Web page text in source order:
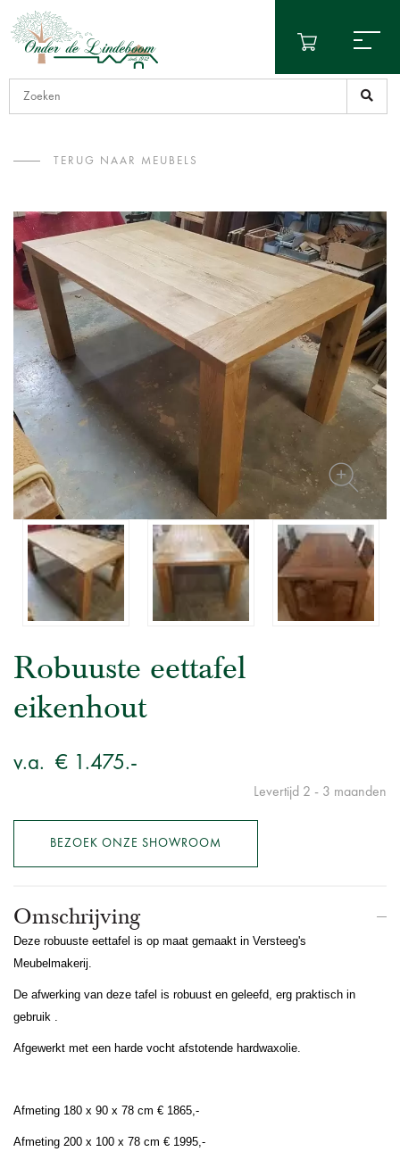
TERUG NAAR MEUBELS
Robuuste eettafel
eikenhout
v.a. € 1.475.-
Levertijd 2 - 3 maanden
BEZOEK ONZE SHOWROOM
Omschrijving
Deze robuuste eettafel is op maat gemaakt in Versteeg's
Meubelmakerij.
De afwerking van deze tafel is robuust en geleefd, erg praktisch in
gebruik .
Afgewerkt met een harde vocht afstotende hardwaxolie.
Afmeting 180 x 90 x 78 cm € 1865,-
Afmeting 200 x 100 x 78 cm € 1995,-